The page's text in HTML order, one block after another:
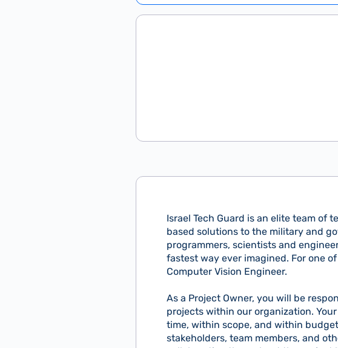
Israel Tech Guard is an elite team of
based solutions to the military and
programmers, scientists and
fastest way ever imagined. For one
Computer Vision Engineer.
As a Project Owner, you will be
projects within our organization.
time, within scope, and within
stakeholders, team members, and